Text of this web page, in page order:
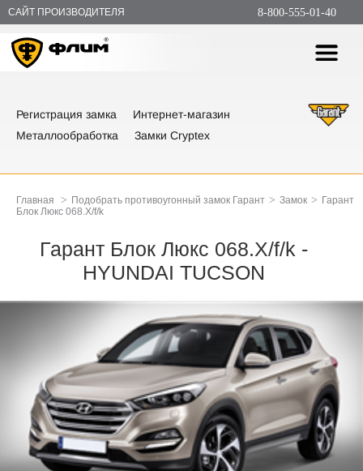
САЙТ ПРОИЗВОДИТЕЛЯ 8-800-555-01-40
Регистрация замка
Интернет-магазин
Металлообработка
Замки Cryptex
Главная > Подобрать противоугонный замок Гарант > Замок > Гарант
Блок Люкс 068.Х/f/k
Гарант Блок Люкс 068.Х/f/k -
HYUNDAI TUCSON